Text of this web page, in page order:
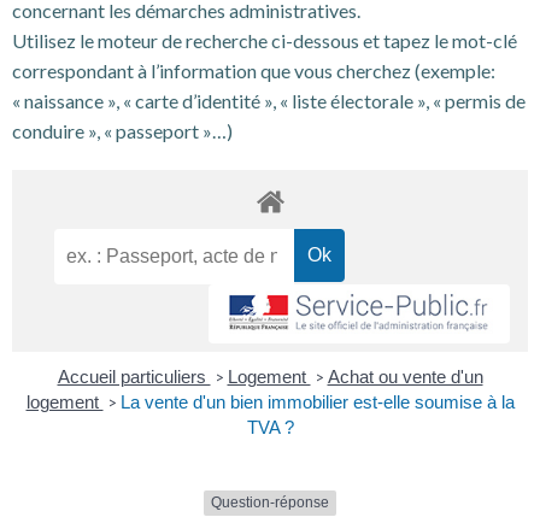
concernant les démarches administratives.
Utilisez le moteur de recherche ci-dessous et tapez le mot-clé
correspondant à l’information que vous cherchez (exemple:
« naissance », « carte d’identité », « liste électorale », « permis de
conduire », « passeport »…)
Accueil particuliers > Logement > Achat ou vente d'un
logement > La vente d'un bien immobilier est-elle soumise à la
TVA ?
Question-réponse